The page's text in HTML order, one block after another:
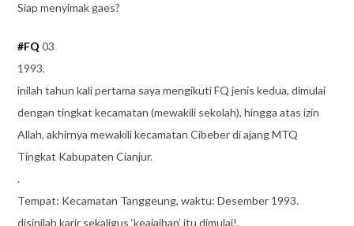
Siap menyimak gaes?
#FQ 03
1993.
inilah tahun kali pertama saya mengikuti FQ jenis kedua, dimulai
dengan tingkat kecamatan (mewakili sekolah), hingga atas izin
Allah, akhirnya mewakili kecamatan Cibeber di ajang MTQ
Tingkat Kabupaten Cianjur.
.
Tempat: Kecamatan Tanggeung, waktu: Desember 1993.
disinilah karir sekaligus ‘keajaiban’ itu dimulai!.